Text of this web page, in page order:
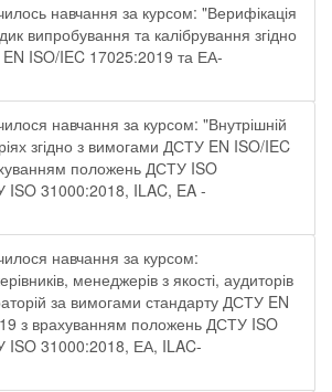
навчання за курсом: "Верифікація
випробування та калібрування згідно
ISO/IEC 17025:2019 та ЕА-
навчання за курсом: "Внутрішній
згідно з вимогами ДСТУ EN ISO/IEC
положень ДСТУ ISO
31000:2018, ILAC, EA -
навчання за курсом:
менеджерів з якості, аудиторів
за вимогами стандарту ДСТУ EN
з врахуванням положень ДСТУ ISO
ISO 31000:2018, ЕА, ILAC-